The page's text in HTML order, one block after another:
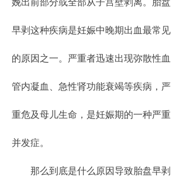
早剥这种疾病是妊娠中晚期出血最常见
的原因之一。严重者迅速出现弥散性血
管内凝血、急性肾功能衰竭等疾病，严
重危及母儿生命，是妊娠期的一种严重
并发症。
那么到底是什么原因导致胎盘早剥